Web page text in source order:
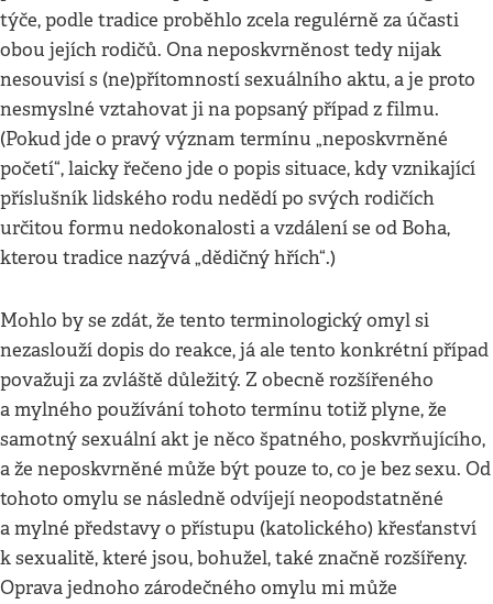
týče, podle tradice proběhlo zcela regulérně za účasti
obou jejích rodičů. Ona neposkvrněnost tedy nijak
nesouvisí s (ne)přítomností sexuálního aktu, a je proto
nesmyslné vztahovat ji na popsaný případ z filmu.
(Pokud jde o pravý význam termínu „neposkvrněné
početí“, laicky řečeno jde o popis situace, kdy vznikající
příslušník lidského rodu nedědí po svých rodičích
určitou formu nedokonalosti a vzdálení se od Boha,
kterou tradice nazývá „dědičný hřích“.)
Mohlo by se zdát, že tento terminologický omyl si
nezaslouží dopis do reakce, já ale tento konkrétní případ
považuji za zvláště důležitý. Z obecně rozšířeného
a mylného používání tohoto termínu totiž plyne, že
samotný sexuální akt je něco špatného, poskvrňujícího,
a že neposkvrněné může být pouze to, co je bez sexu. Od
tohoto omylu se následně odvíjejí neopodstatněné
a mylné představy o přístupu (katolického) křesťanství
k sexualitě, které jsou, bohužel, také značně rozšířeny.
Oprava jednoho zárodečného omylu mi může